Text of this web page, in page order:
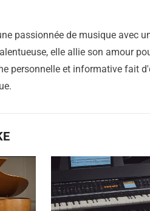
passionnée de musique avec
elle allie son amour
personnelle et informative fait